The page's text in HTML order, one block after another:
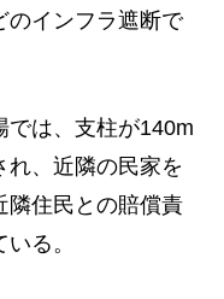
のインフラ遮断で
は、支柱が140m
れ、近隣の民家を
隣住民との賠償責
る。